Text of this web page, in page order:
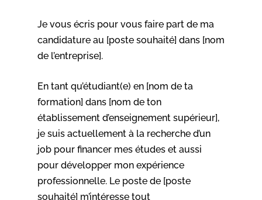
Je vous écris pour vous faire part de ma
candidature au [poste souhaité] dans [nom
de l’entreprise].
En tant qu’étudiant(e) en [nom de ta
formation] dans [nom de ton
établissement d’enseignement supérieur],
je suis actuellement à la recherche d’un
job pour financer mes études et aussi
pour développer mon expérience
professionnelle. Le poste de [poste
souhaité] m’intéresse tout